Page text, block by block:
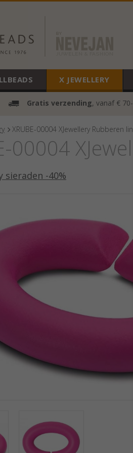
X JEWELLERY
Gratis verzending, vanaf € 70-
XRUBE-00004 XJewellery Rubberen
00004
sieraden -40%